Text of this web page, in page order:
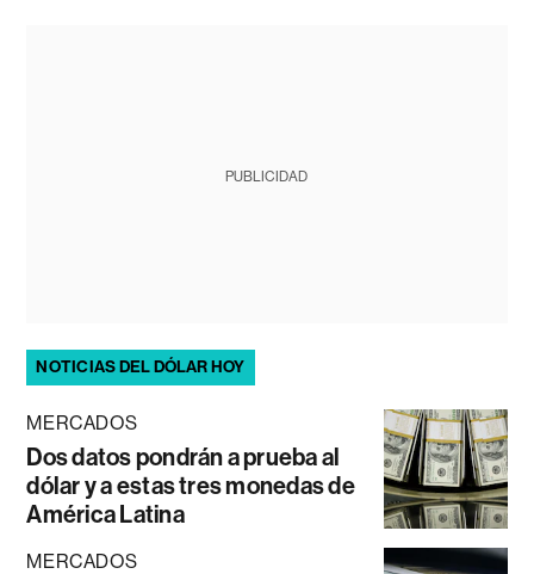
PUBLICIDAD
NOTICIAS DEL DÓLAR HOY
MERCADOS
Dos datos pondrán a prueba al
dólar y a estas tres monedas de
América Latina
MERCADOS